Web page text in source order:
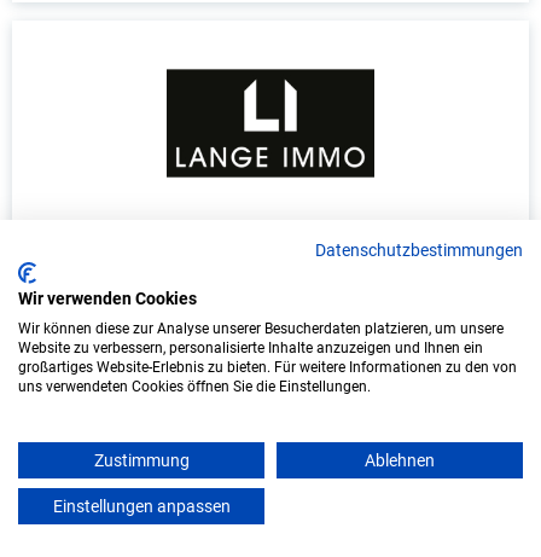
Duales Studium Informatik (B.Sc.) am
virtuellen Campus - Lange Immo GmbH
LANGE IMMO GmbH
In Kooperation mit IU Duales Studium
(Internationale Hochschule)
bundesweit
Start: Oktober 2026
Freie Plätze: 1
Datenschutzbestimmungen
Wir verwenden Cookies
Wir können diese zur Analyse unserer Besucherdaten platzieren, um unsere
Website zu verbessern, personalisierte Inhalte anzuzeigen und Ihnen ein
großartiges Website-Erlebnis zu bieten. Für weitere Informationen zu den von
uns verwendeten Cookies öffnen Sie die Einstellungen.
Zustimmung Ablehnen
Einstellungen anpassen